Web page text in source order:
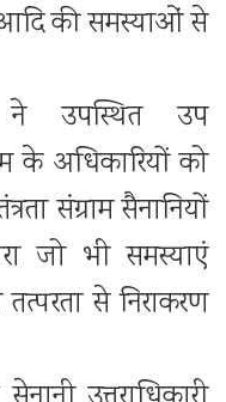
की समस्याओं से
उपस्थित उप
के अधिकारियों को
संग्राम सैनानियों
जो भी समस्याएं
से निराकरण